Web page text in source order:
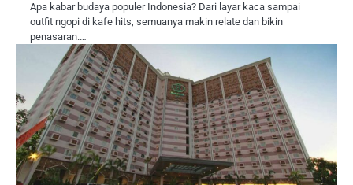
Apa kabar budaya populer Indonesia? Dari layar kaca sampai
outfit ngopi di kafe hits, semuanya makin relate dan bikin
penasaran.…